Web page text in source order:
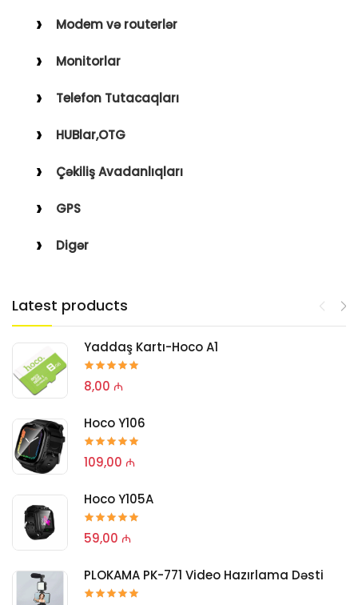
Modem və routerlər
Monitorlar
Telefon Tutacaqları
HUBlar,OTG
Çəkiliş Avadanlıqları
GPS
Digər
Latest products
Yaddaş Kartı-Hoco A1
8,00 ₼
Hoco Y106
109,00 ₼
Hoco Y105A
59,00 ₼
PLOKAMA PK-771 Video Hazırlama Dəsti